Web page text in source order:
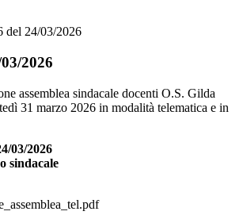
del 24/03/2026
2026
assemblea sindacale docenti O.S. Gilda
31 marzo 2026 in modalità telematica e in
03/2026
sindacale